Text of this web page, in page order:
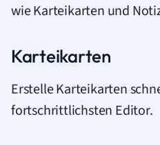
wie Karteikarten und
Karteikarten
Erstelle Karteikarten
fortschrittlichsten Editor.